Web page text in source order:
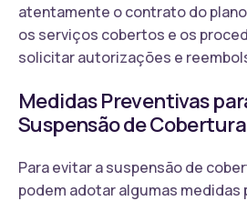
atentamente o contrato do
os serviços cobertos e os
solicitar autorizações e
Medidas Preventivas
Suspensão de Cobertura
Para evitar a suspensão de
podem adotar algumas medidas